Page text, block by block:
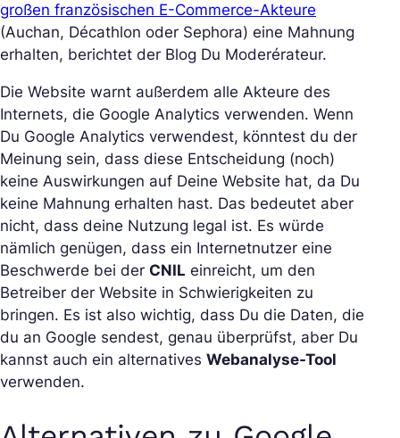
großen französischen E-Commerce-Akteure
(Auchan, Décathlon oder Sephora) eine Mahnung
erhalten, berichtet der Blog Du Moderérateur.
Die Website warnt außerdem alle Akteure des
Internets, die Google Analytics verwenden. Wenn
Du Google Analytics verwendest, könntest du der
Meinung sein, dass diese Entscheidung (noch)
keine Auswirkungen auf Deine Website hat, da Du
keine Mahnung erhalten hast. Das bedeutet aber
nicht, dass deine Nutzung legal ist. Es würde
nämlich genügen, dass ein Internetnutzer eine
Beschwerde bei der CNIL einreicht, um den
Betreiber der Website in Schwierigkeiten zu
bringen. Es ist also wichtig, dass Du die Daten, die
du an Google sendest, genau überprüfst, aber Du
kannst auch ein alternatives Webanalyse-Tool
verwenden.